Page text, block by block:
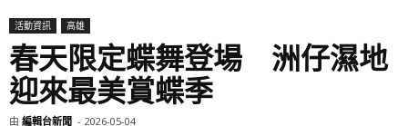
活動資訊 高雄
春天限定蝶舞登場 洲仔濕地
迎來最美賞蝶季
由 編輯台新聞 - 2026-05-04